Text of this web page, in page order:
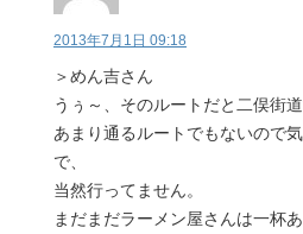
2013年7月1日 09:18
＞めん吉さん
うぅ～、そのルートだと二俣街
あまり通るルートでもないので
で、
当然行ってません。
まだまだラーメン屋さんは一杯